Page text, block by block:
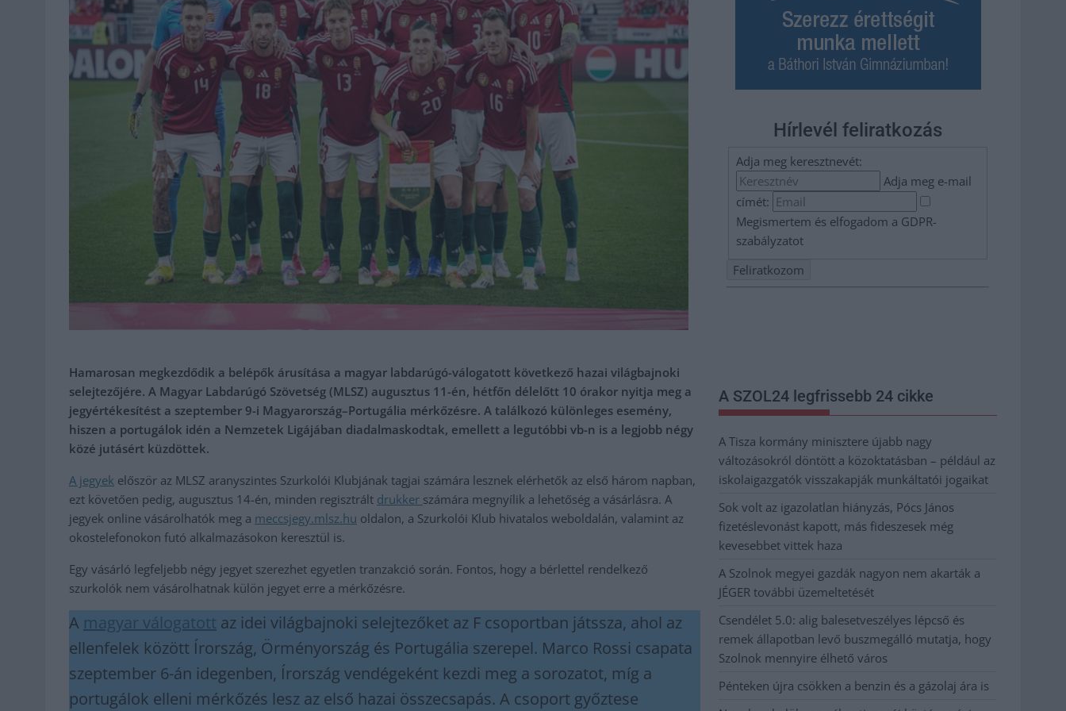
Hamarosan megkezdődik a belépők árusítása a magyar labdarúgó-válogatott következő hazai világbajnoki
selejtezőjére. A Magyar Labdarúgó Szövetség (MLSZ) augusztus 11-én, hétfőn délelőtt 10 órakor nyitja meg a
jegyértékesítést a szeptember 9-i Magyarország–Portugália mérkőzésre. A találkozó különleges esemény,
hiszen a portugálok idén a Nemzetek Ligájában diadalmaskodtak, emellett a legutóbbi vb-n is a legjobb négy
közé jutásért küzdöttek.
A jegyek először az MLSZ aranyszintes Szurkolói Klubjának tagjai számára lesznek elérhetők az első három napban,
ezt követően pedig, augusztus 14-én, minden regisztrált drukker számára megnyílik a lehetőség a vásárlásra. A
jegyek online vásárolhatók meg a meccsjegy.mlsz.hu oldalon, a Szurkolói Klub hivatalos weboldalán, valamint az
okostelefonokon futó alkalmazásokon keresztül is.
Egy vásárló legfeljebb négy jegyet szerezhet egyetlen tranzakció során. Fontos, hogy a bérlettel rendelkező
szurkolók nem vásárolhatnak külön jegyet erre a mérkőzésre.
A magyar válogatott az idei világbajnoki selejtezőket az F csoportban játssza, ahol az
ellenfelek között Írország, Örményország és Portugália szerepel. Marco Rossi csapata
szeptember 6-án idegenben, Írország vendégeként kezdi meg a sorozatot, míg a
portugálok elleni mérkőzés lesz az első hazai összecsapás. A csoport győztese
Hírlevél feliratkozás
Adja meg keresztnevét:
Adja meg e-mail
címét:
Megismertem és elfogadom a GDPR-
szabályzatot
A SZOL24 legfrissebb 24 cikke
A Tisza kormány minisztere újabb nagy
változásokról döntött a közoktatásban – például az
iskolaigazgatók visszakapják munkáltatói jogaikat
Sok volt az igazolatlan hiányzás, Pócs János
fizetéslevonást kapott, más fideszesek még
kevesebbet vittek haza
A Szolnok megyei gazdák nagyon nem akarták a
JÉGER további üzemeltetését
Csendélet 5.0: alig balesetveszélyes lépcső és
remek állapotban levő buszmegálló mutatja, hogy
Szolnok mennyire élhető város
Pénteken újra csökken a benzin és a gázolaj ára is